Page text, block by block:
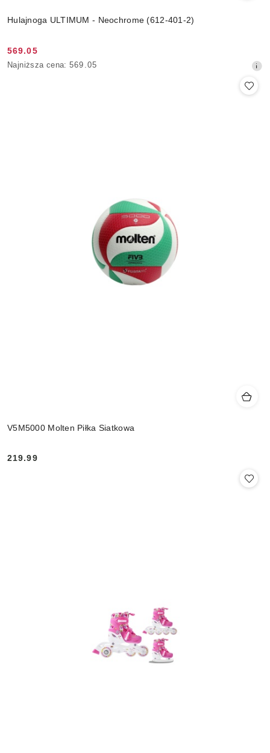
Hulajnoga ULTIMUM - Neochrome (612-401-2)
Cena
promocyjna:
569.05
Najniższa
Najniższa cena: 569.05
V5M5000 Molten Piłka Siatkowa
Cena:
219.99